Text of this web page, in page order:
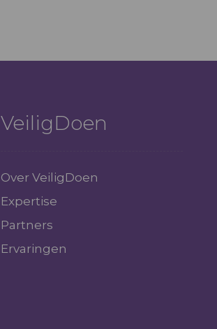
VeiligDoen
Over VeiligDoen
Expertise
Partners
Ervaringen